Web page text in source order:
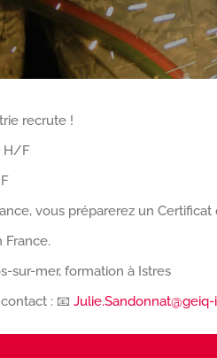
recrute !
H/F
vous préparerez un
sur-mer, formation à Istres
: 📧